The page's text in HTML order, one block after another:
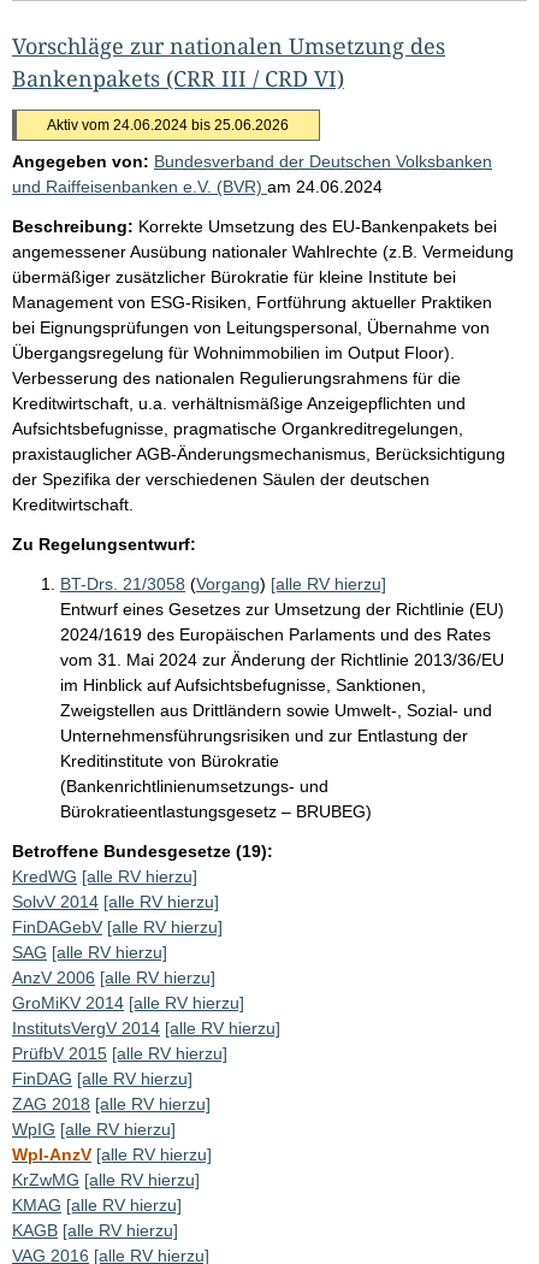
Vorschläge zur nationalen Umsetzung des
Bankenpakets (CRR III / CRD VI)
Aktiv vom 24.06.2024 bis 25.06.2026
Angegeben von: Bundesverband der Deutschen Volksbanken
und Raiffeisenbanken e.V. (BVR) am 24.06.2024
Beschreibung: Korrekte Umsetzung des EU-Bankenpakets bei
angemessener Ausübung nationaler Wahlrechte (z.B. Vermeidung
übermäßiger zusätzlicher Bürokratie für kleine Institute bei
Management von ESG-Risiken, Fortführung aktueller Praktiken
bei Eignungsprüfungen von Leitungspersonal, Übernahme von
Übergangsregelung für Wohnimmobilien im Output Floor).
Verbesserung des nationalen Regulierungsrahmens für die
Kreditwirtschaft, u.a. verhältnismäßige Anzeigepflichten und
Aufsichtsbefugnisse, pragmatische Organkreditregelungen,
praxistauglicher AGB-Änderungsmechanismus, Berücksichtigung
der Spezifika der verschiedenen Säulen der deutschen
Kreditwirtschaft.
Zu Regelungsentwurf:
BT-Drs. 21/3058 (Vorgang) [alle RV hierzu]
Entwurf eines Gesetzes zur Umsetzung der Richtlinie (EU)
2024/1619 des Europäischen Parlaments und des Rates
vom 31. Mai 2024 zur Änderung der Richtlinie 2013/36/EU
im Hinblick auf Aufsichtsbefugnisse, Sanktionen,
Zweigstellen aus Drittländern sowie Umwelt-, Sozial- und
Unternehmensführungsrisiken und zur Entlastung der
Kreditinstitute von Bürokratie
(Bankenrichtlinienumsetzungs- und
Bürokratieentlastungsgesetz – BRUBEG)
Betroffene Bundesgesetze (19):
KredWG [alle RV hierzu]
SolvV 2014 [alle RV hierzu]
FinDAGebV [alle RV hierzu]
SAG [alle RV hierzu]
AnzV 2006 [alle RV hierzu]
GroMiKV 2014 [alle RV hierzu]
InstitutsVergV 2014 [alle RV hierzu]
PrüfbV 2015 [alle RV hierzu]
FinDAG [alle RV hierzu]
ZAG 2018 [alle RV hierzu]
WpIG [alle RV hierzu]
WpI-AnzV [alle RV hierzu]
KrZwMG [alle RV hierzu]
KMAG [alle RV hierzu]
KAGB [alle RV hierzu]
VAG 2016 [alle RV hierzu]